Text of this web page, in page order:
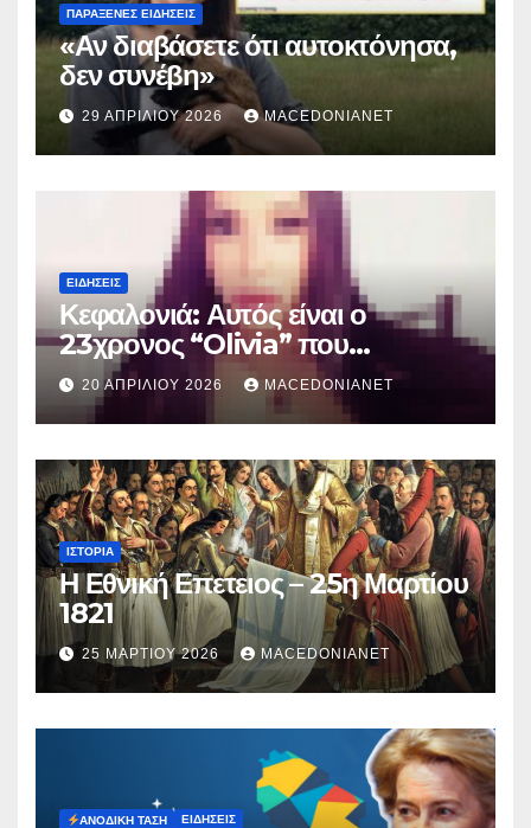
ΠΑΡΆΞΕΝΕΣ ΕΙΔΉΣΕΙΣ
«Αν διαβάσετε ότι αυτοκτόνησα,
δεν συνέβη»
29 ΑΠΡΙΛΊΟΥ 2026 MACEDONIANET
ΕΙΔΉΣΕΙΣ
Κεφαλονιά: Αυτός είναι ο
23χρονος “Olivia” που
κατηγορείται για τον θάνατο της
Μυρτούς
20 ΑΠΡΙΛΊΟΥ 2026 MACEDONIANET
ΙΣΤΟΡΊΑ
Η Εθνική Επετειος – 25η Μαρτίου
1821
25 ΜΑΡΤΊΟΥ 2026 MACEDONIANET
ΑΝΟΔΙΚΉ ΤΆΣΗ ΕΙΔΉΣΕΙΣ